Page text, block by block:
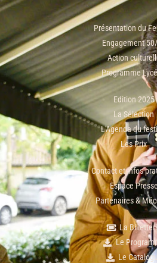
Présentation du
Engagement
Action
Programme
Edition 2025
La Sélection
L'Agenda du
Les Prix
Contact et infos
Espace Presse
Partenaires &
La
Le
Le